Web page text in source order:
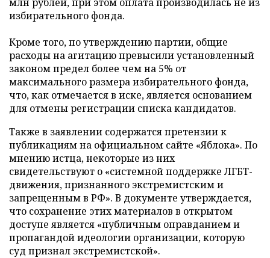
избирательного фонда.
Кроме того, по утверждению партии, общие
расходы на агитацию превысили установленный
законом предел более чем на 5% от
максимального размера избирательного фонда,
что, как отмечается в иске, является основанием
для отмены регистрации списка кандидатов.
Также в заявлении содержатся претензии к
публикациям на официальном сайте «Яблока». По
мнению истца, некоторые из них
свидетельствуют о «системной поддержке ЛГБТ-
движения, признанного экстремистским и
запрещенным в РФ». В документе утверждается,
что сохранение этих материалов в открытом
доступе является «публичным оправданием и
пропагандой идеологии организации, которую
суд признал экстремистской».